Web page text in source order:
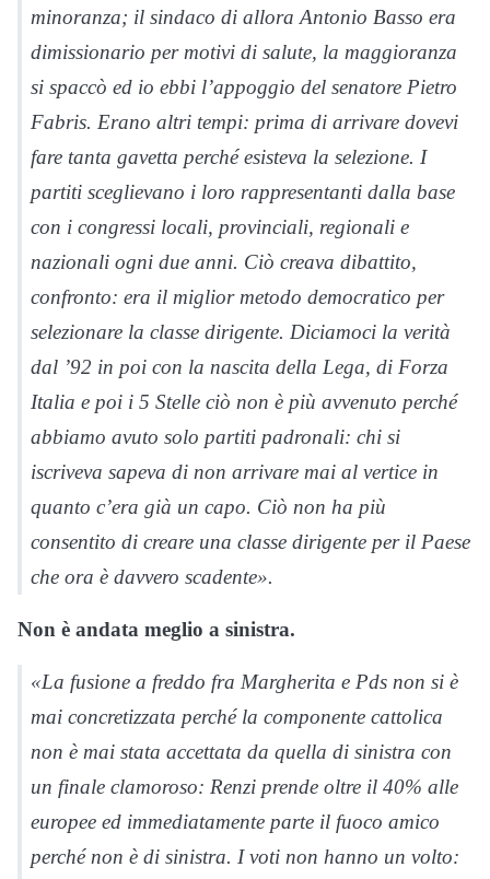
minoranza; il sindaco di allora Antonio Basso era
dimissionario per motivi di salute, la maggioranza
si spaccò ed io ebbi l’appoggio del senatore Pietro
Fabris. Erano altri tempi: prima di arrivare dovevi
fare tanta gavetta perché esisteva la selezione. I
partiti sceglievano i loro rappresentanti dalla base
con i congressi locali, provinciali, regionali e
nazionali ogni due anni. Ciò creava dibattito,
confronto: era il miglior metodo democratico per
selezionare la classe dirigente. Diciamoci la verità
dal ’92 in poi con la nascita della Lega, di Forza
Italia e poi i 5 Stelle ciò non è più avvenuto perché
abbiamo avuto solo partiti padronali: chi si
iscriveva sapeva di non arrivare mai al vertice in
quanto c’era già un capo. Ciò non ha più
consentito di creare una classe dirigente per il Paese
che ora è davvero scadente».
Non è andata meglio a sinistra.
«La fusione a freddo fra Margherita e Pds non si è
mai concretizzata perché la componente cattolica
non è mai stata accettata da quella di sinistra con
un finale clamoroso: Renzi prende oltre il 40% alle
europee ed immediatamente parte il fuoco amico
perché non è di sinistra. I voti non hanno un volto: